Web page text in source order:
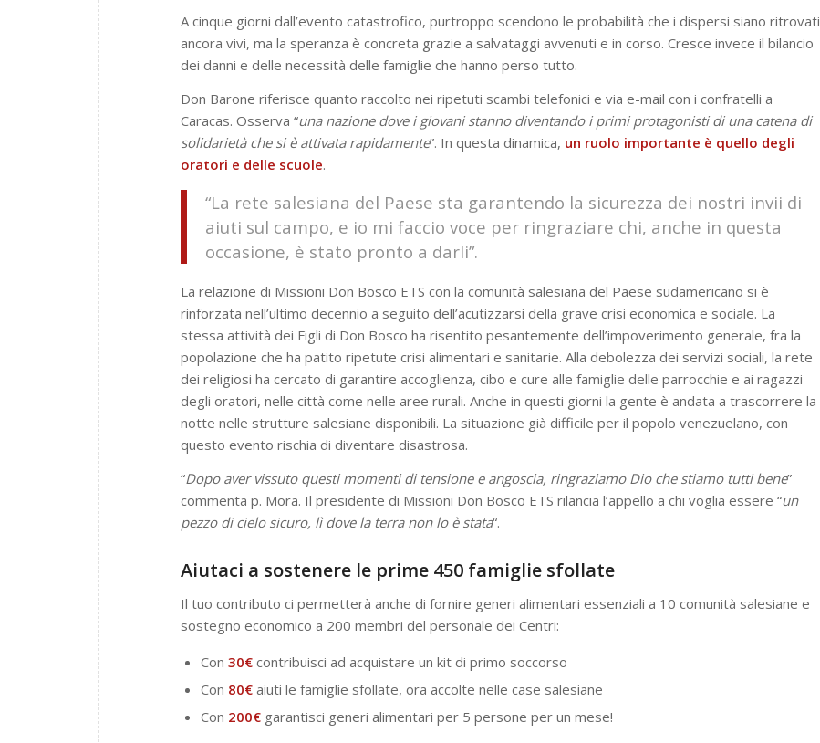
A cinque giorni dall’evento catastrofico, purtroppo scendono le probabilità che i dispersi siano ritrovati
ancora vivi, ma la speranza è concreta grazie a salvataggi avvenuti e in corso. Cresce invece il bilancio
dei danni e delle necessità delle famiglie che hanno perso tutto.
Don Barone riferisce quanto raccolto nei ripetuti scambi telefonici e via e-mail con i confratelli a
Caracas. Osserva “una nazione dove i giovani stanno diventando i primi protagonisti di una catena di
solidarietà che si è attivata rapidamente”. In questa dinamica, un ruolo importante è quello degli
oratori e delle scuole.
“La rete salesiana del Paese sta garantendo la sicurezza dei nostri invii di
aiuti sul campo, e io mi faccio voce per ringraziare chi, anche in questa
occasione, è stato pronto a darli”.
La relazione di Missioni Don Bosco ETS con la comunità salesiana del Paese sudamericano si è
rinforzata nell’ultimo decennio a seguito dell’acutizzarsi della grave crisi economica e sociale. La
stessa attività dei Figli di Don Bosco ha risentito pesantemente dell’impoverimento generale, fra la
popolazione che ha patito ripetute crisi alimentari e sanitarie. Alla debolezza dei servizi sociali, la rete
dei religiosi ha cercato di garantire accoglienza, cibo e cure alle famiglie delle parrocchie e ai ragazzi
degli oratori, nelle città come nelle aree rurali. Anche in questi giorni la gente è andata a trascorrere la
notte nelle strutture salesiane disponibili. La situazione già difficile per il popolo venezuelano, con
questo evento rischia di diventare disastrosa.
“Dopo aver vissuto questi momenti di tensione e angoscia, ringraziamo Dio che stiamo tutti bene”
commenta p. Mora. Il presidente di Missioni Don Bosco ETS rilancia l’appello a chi voglia essere “un
pezzo di cielo sicuro, lì dove la terra non lo è stata“.
Aiutaci a sostenere le prime 450 famiglie sfollate
Il tuo contributo ci permetterà anche di fornire generi alimentari essenziali a 10 comunità salesiane e
sostegno economico a 200 membri del personale dei Centri:
Con 30€ contribuisci ad acquistare un kit di primo soccorso
Con 80€ aiuti le famiglie sfollate, ora accolte nelle case salesiane
Con 200€ garantisci generi alimentari per 5 persone per un mese!